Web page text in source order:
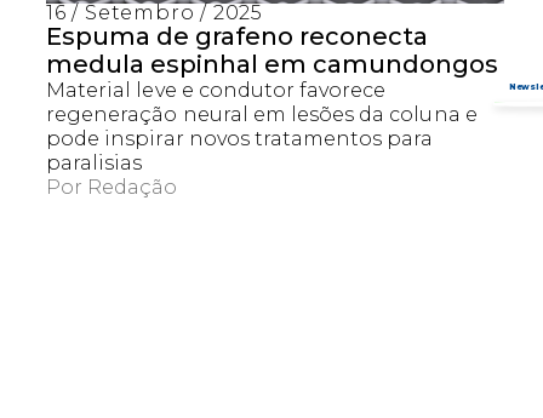
16 / Setembro / 2025
Espuma de grafeno reconecta
medula espinhal em camundongos
Material leve e condutor favorece
regeneração neural em lesões da coluna e
pode inspirar novos tratamentos para
paralisias
Por Redação